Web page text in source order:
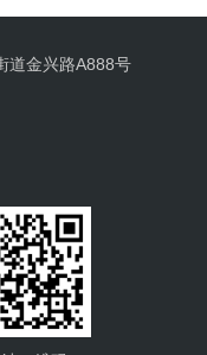
道金兴路A888号